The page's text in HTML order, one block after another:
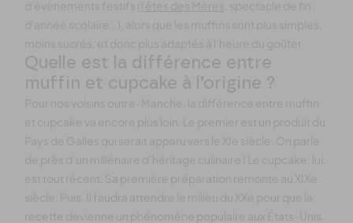
d'évènements festifs (
fêtes des Mères
, spectacle de fin
d'année scolaire…), alors que les muffins sont plus simples,
moins sucrés, et donc plus adaptés à l’heure du goûter.
Quelle est la différence entre
muffin et cupcake à l’origine ?
Pour nos voisins outre-Manche, la différence entre muffin
et cupcake va encore plus loin. Le premier est un produit du
Pays de Galles qui serait apparu vers le XIe siècle. On parle
de près d’un millénaire d’héritage culinaire ! Le cupcake, lui,
est tout récent. Sa première préparation remonte au XIXe
siècle. Puis, Il faudra attendre le milieu du XXe pour que la
recette devienne un phénomène populaire aux États-Unis.